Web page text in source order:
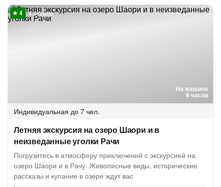
На машине
6 часов
4 отзыва
Индивидуальная до 7 чел.
Летняя экскурсия на озеро Шаори и в
неизведанные уголки Рачи
Погрузитесь в атмосферу приключений с экскурсией на
озеро Шаори и в Рачу. Живописные виды, исторические
рассказы и купание в озере ждут вас